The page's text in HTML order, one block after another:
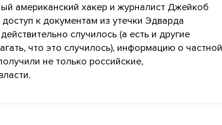
американский хакер и журналист Джейкоб
к документам из утечки Эдварда
случилось (а есть и другие
что это случилось), информацию о частной
не только российские,